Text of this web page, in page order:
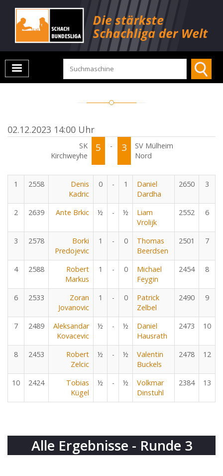
02.12.2023 14:00 Uhr
SK
Kirchweyhe
5 - 3
SV Mülheim
Nord
1 2558
Denis
Kadric
0 - 1
Daniel
Dardha
2650 3
2 2639 Ante Brkic ½ - ½
Liam
Vrolijk
2552 6
3 2578
Borki
Predojevic
1 - 0
Thomas
Beerdsen
2501 7
4 2588
Robert
Markus
1 - 0
Michael
Feygin
2454 8
6 2533
Zoran
Jovanovic
1 - 0
Patrick
Zelbel
2490 9
7 2489
Aleksandar
Kovacevic
½ - ½
Daniel
Hausrath
2473 10
8 2453
Robert
Zelcic
½ - ½
Valentin
Buckels
2478 12
10 2424
Tobias
Kügel
½ - ½
Volkmar
Dinstuhl
2384 13
Alle Ergebnisse - Runde 3